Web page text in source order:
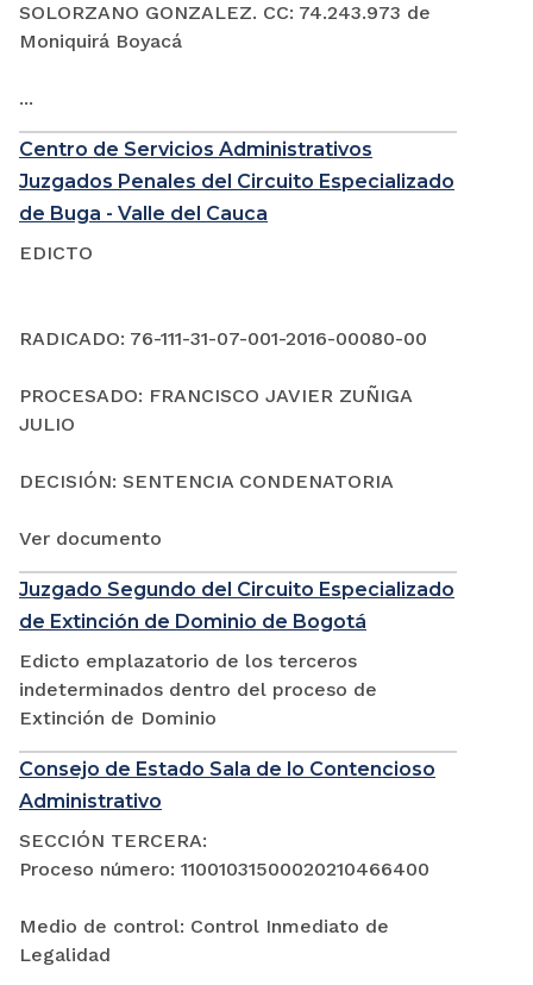
SOLORZANO GONZALEZ. CC: 74.243.973 de
Moniquirá Boyacá
...
Centro de Servicios Administrativos
Juzgados Penales del Circuito Especializado
de Buga - Valle del Cauca
EDICTO
RADICADO: 76-111-31-07-001-2016-00080-00
PROCESADO: FRANCISCO JAVIER ZUÑIGA
JULIO
DECISIÓN: SENTENCIA CONDENATORIA
Ver documento
Juzgado Segundo del Circuito Especializado
de Extinción de Dominio de Bogotá
Edicto emplazatorio de los terceros
indeterminados dentro del proceso de
Extinción de Dominio
Consejo de Estado Sala de lo Contencioso
Administrativo
SECCIÓN TERCERA:
Proceso número: 11001031500020210466400
Medio de control: Control Inmediato de
Legalidad